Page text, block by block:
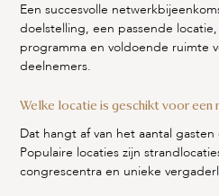
Een succesvolle
doelstelling, een passende
programma en voldoende ruimte
deelnemers.
Welke locatie is geschikt voor een
Dat hangt af van het aantal
Populaire locaties zijn
congrescentra en unieke